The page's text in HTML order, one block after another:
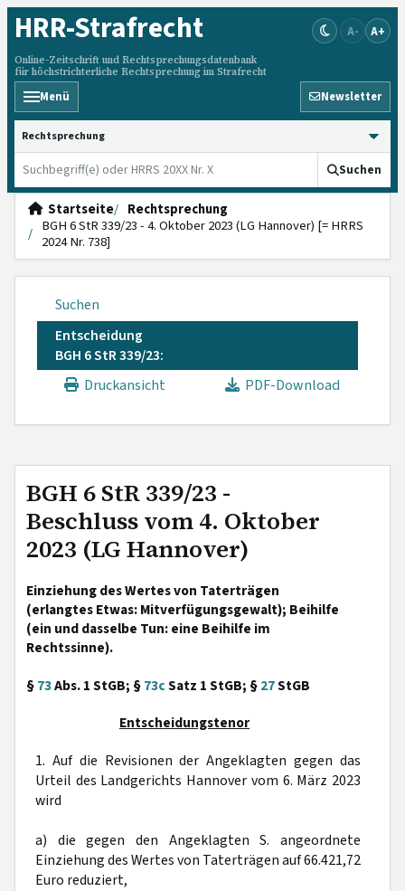
HRR-Strafrecht
Online-Zeitschrift und Rechtsprechungsdatenbank
für höchstrichterliche Rechtsprechung im Strafrecht
A- A+
Menü Newsletter
HRRS durchsuchen
Suchen
Startseite
Rechtsprechung
BGH 6 StR 339/23 - 4. Oktober 2023 (LG Hannover) [= HRRS
2024 Nr. 738]
Suchen
Entscheidung
BGH 6 StR 339/23:
Druckansicht
PDF-Download
BGH 6 StR 339/23 -
Beschluss vom 4. Oktober
2023 (LG Hannover)
Einziehung des Wertes von Taterträgen
(erlangtes Etwas: Mitverfügungsgewalt); Beihilfe
(ein und dasselbe Tun: eine Beihilfe im
Rechtssinne).
§73Abs. 1 StGB; §73cSatz 1 StGB; §27StGB
Entscheidungstenor
1. Auf die Revisionen der Angeklagten gegen das
Urteil des Landgerichts Hannover vom 6. März 2023
wird
a) die gegen den Angeklagten S. angeordnete
Einziehung des Wertes von Taterträgen auf 66.421,72
Euro reduziert,